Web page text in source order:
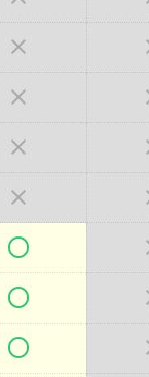






